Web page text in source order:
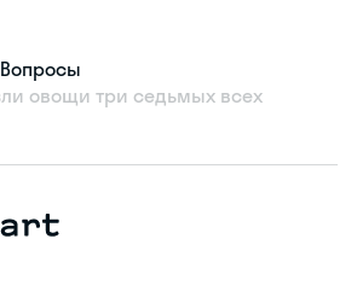
Вопросы
овощи три седьмых всех